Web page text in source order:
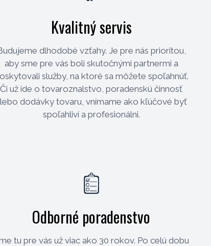
Kvalitný servis
dlhodobé vzťahy. Je pre nás prioritou,
aby sme pre vás boli skutočnými partnermi a
služby, na ktoré sa môžete spoľahnúť.
Či už ide o tovaroznalstvo, poradenskú činnosť
dodávky tovaru, vnímame ako kľúčové byť
spoľahliví a profesionálni.
Odborné poradenstvo
tu pre vás už viac ako 30 rokov. Po celú dobu